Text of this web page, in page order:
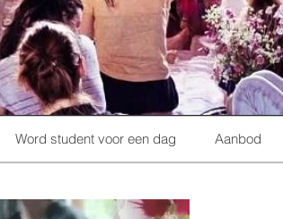
Word student voor een dag Aanbod